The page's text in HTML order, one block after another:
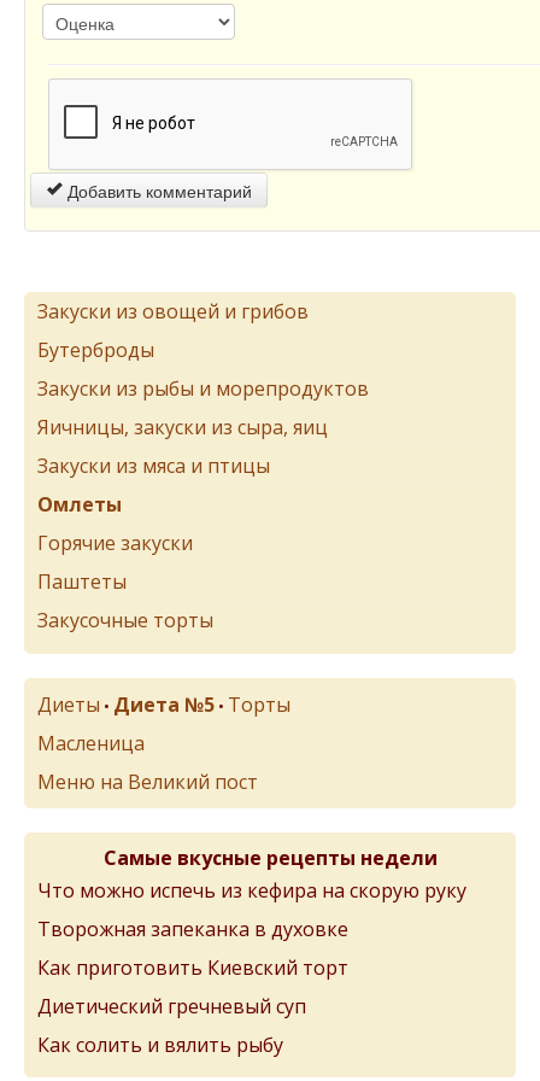
Добавить комментарий
Закуски из овощей и грибов
Бутерброды
Закуски из рыбы и морепродуктов
Яичницы, закуски из сыра, яиц
Закуски из мяса и птицы
Омлеты
Горячие закуски
Паштеты
Закусочные торты
Диеты • Диета №5 • Торты
Масленица
Меню на Великий пост
Самые вкусные рецепты недели
Что можно испечь из кефира на скорую руку
Творожная запеканка в духовке
Как приготовить Киевский торт
Диетический гречневый суп
Как солить и вялить рыбу